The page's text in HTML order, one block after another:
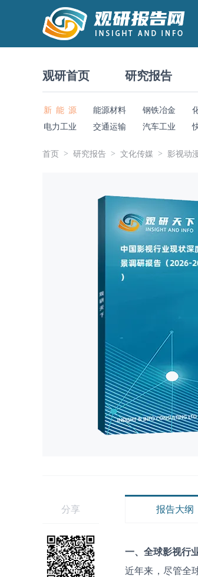
观研首页 研究报告
新 能 源 能源材料 钢铁冶金
电力工业
交通运输 汽车工业
首页 研究报告 文化传媒 影视动
分享 报告大纲
一、全球影视行
近年来，尽管全